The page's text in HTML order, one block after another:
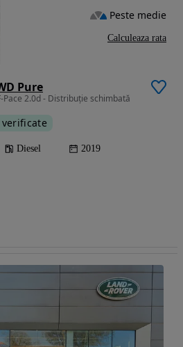
Pure
Pace 2.0d - Distribuție schimbată
Diesel 2019
Peste medie
Calculeaza rata